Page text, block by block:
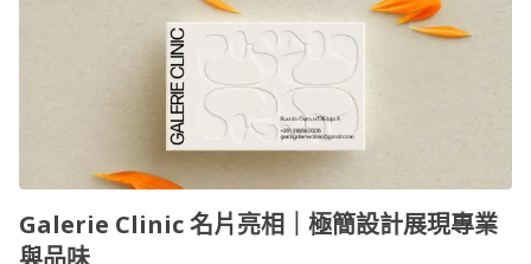
Galerie Clinic 名片亮相｜極簡設計展現專業
與品味